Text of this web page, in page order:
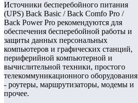
Источники бесперебойного питания
(UPS) Back Basic / Back Comfo Pro /
Back Power Pro рекомендуются для
обеспечения бесперебойной работы и
защиты данных персональных
компьютеров и графических станций,
периферийной компьютерной и
вычислительной техники, простого
телекоммуникационного оборудования
- роутеры, маршрутизаторы, модемы и
прочее.